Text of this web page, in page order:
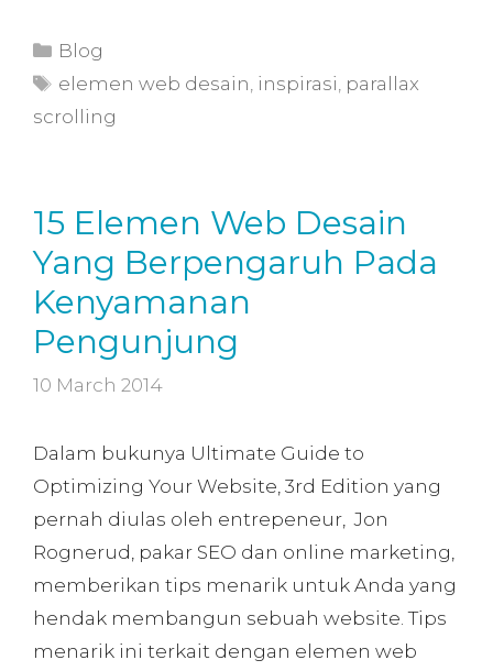
Blog
elemen web desain, inspirasi, parallax
scrolling
15 Elemen Web Desain
Yang Berpengaruh Pada
Kenyamanan
Pengunjung
10 March 2014
Dalam bukunya Ultimate Guide to
Optimizing Your Website, 3rd Edition yang
pernah diulas oleh entrepeneur, Jon
Rognerud, pakar SEO dan online marketing,
memberikan tips menarik untuk Anda yang
hendak membangun sebuah website. Tips
menarik ini terkait dengan elemen web